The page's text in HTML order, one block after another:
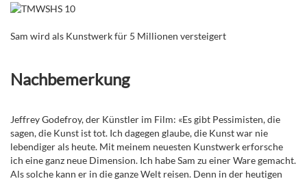
Sam wird als Kunstwerk für 5 Millionen versteigert
Nachbemerkung
Jeffrey Godefroy, der Künstler im Film: «Es gibt Pessimisten, die
sagen, die Kunst ist tot. Ich dagegen glaube, die Kunst war nie
lebendiger als heute. Mit meinem neuesten Kunstwerk erforsche
ich eine ganz neue Dimension. Ich habe Sam zu einer Ware gemacht.
Als solche kann er in die ganze Welt reisen. Denn in der heutigen